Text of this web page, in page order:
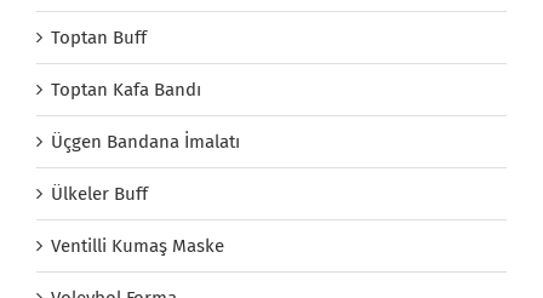
Toptan Buff
Toptan Kafa Bandı
Üçgen Bandana İmalatı
Ülkeler Buff
Ventilli Kumaş Maske